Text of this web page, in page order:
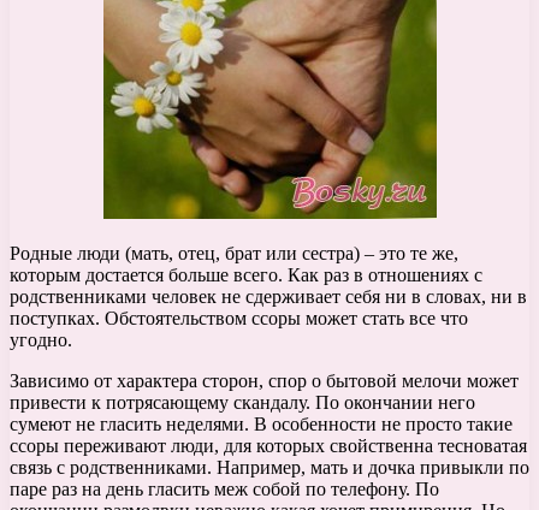
Родные люди (мать, отец, брат или сестра) – это те же,
которым достается больше всего. Как раз в отношениях с
родственниками человек не сдерживает себя ни в словах, ни в
поступках. Обстоятельством ссоры может стать все что
угодно.
Зависимо от характера сторон, спор о бытовой мелочи может
привести к потрясающему скандалу. По окончании него
сумеют не гласить неделями. В особенности не просто такие
ссоры переживают люди, для которых свойственна тесноватая
связь с родственниками. Например, мать и дочка привыкли по
паре раз на день гласить меж собой по телефону. По